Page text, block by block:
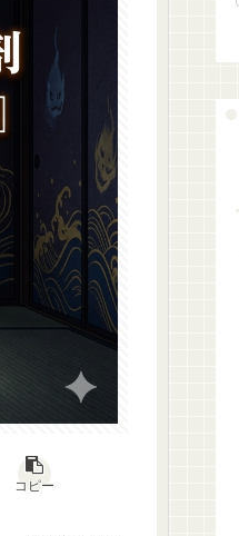
コピー